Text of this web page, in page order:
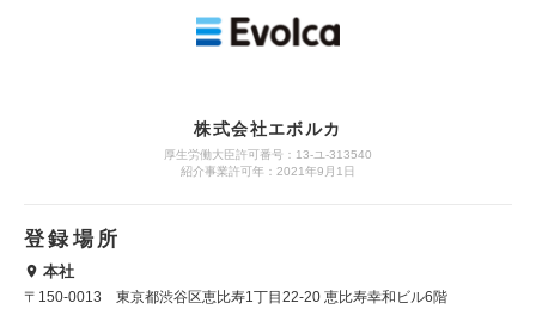
株式会社エボルカ
厚生労働大臣許可番号：13‐ユ‐313540
紹介事業許可年：2021年9月1日
登録場所
本社
〒150-0013 東京都渋谷区恵比寿1丁目22-20 恵比寿幸和ビル6階